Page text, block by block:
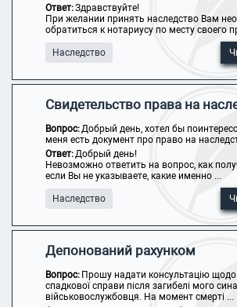
Ответ:Здравствуйте!
При желании принять наследство Вам
обратиться к нотариусу по месту своего
Наследство
Свидетельство права на
Вопрос:Добрый день, хотел бы
меня есть документ про право на
Ответ:Добрый день!
Невозможно ответить на вопрос, как
если Вы не указываете, какие именно ...
Наследство
Депонований рахунком
Вопрос: Прошу надати консультацію щодо
спадкової справи після загибелі мого
військовослужбовця. На момент смерті ...